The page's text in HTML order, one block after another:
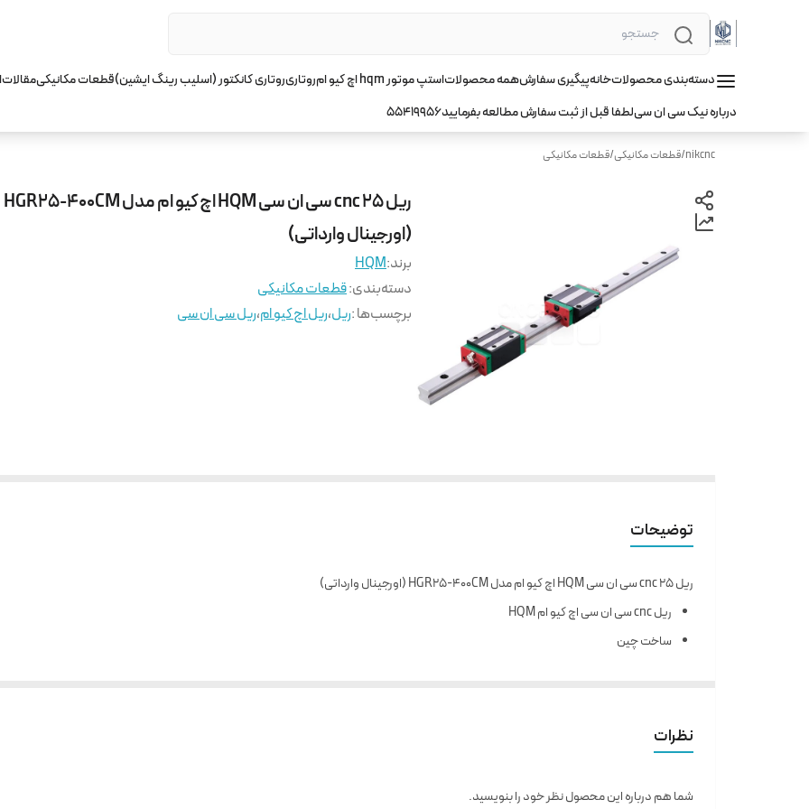
دسته‌بندی محصولاتخانهپیگیری سفارشهمه محصولاتاستپ موتور hqm اچ کیو ام روتاریروتاری کانکتور (اسلیب رینگ ایشین)قطعات مکانیکیمقالات
درباره نیک سی ان سیلطفا قبل از ثبت سفارش مطالعه بفرمایید55419956
nikcnc
/قطعات مکانیکی/قطعات مکانیکی
ریل 25 cnc سی ان سی HQM اچ کیو ام مدل HGR25-400CM
(اورجینال وارداتی)
برند:HQM
دسته‌بندی:قطعات مکانیکی
برچسب‌ها :ریل،ریل اچ کیو ام،ریل سی ان سی
توضیحات
ریل 25 cnc سی ان سی HQM اچ کیو ام مدل HGR25-400CM (اورجینال وارداتی)
ریل cnc سی ان سی اچ کیو ام HQM
ساخت چین
پیچ مورد استفاده M6
فاصله سوراخ ها 60 میلی متر
نظرات
شما هم درباره این محصول نظر خود را بنویسید.